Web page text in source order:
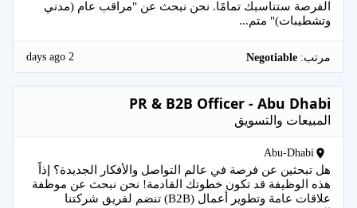
الفرصة ستناسبك تمامًا. نحن نبحث عن "مراقب عام (مدني
وتشطيبات)" متم...
مرتب: 2 days ago
PR & B2B Officer - Abu Dhabi
المبيعات والتسويق
Abu-Dhabi
هل تبحثين عن فرصة في عالم التواصل والأفكار الجديدة؟ إذاً
هذه الوظيفة قد تكون خطوتك القادمة! نحن نبحث عن موظفة
علاقات عامة وتطوير أعمال (B2B) تنضم لفريق شركتنا